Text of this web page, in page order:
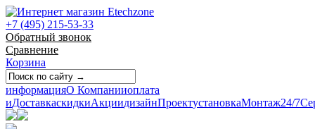
+7 (495) 215-53-33
Обратный звонок
Сравнение
Корзина
информацияО Компанииоплата
иДоставкаскидкиАкциидизайнПроектустановкаМонтаж24/7